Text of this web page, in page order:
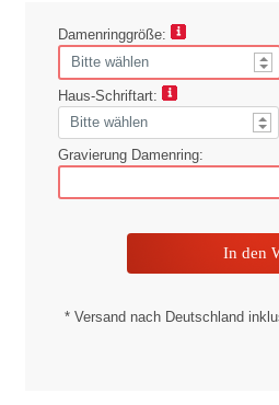
Damenringgröße:
Haus-Schriftart:
Gravierung Damenring:
* Versand nach Deutschland